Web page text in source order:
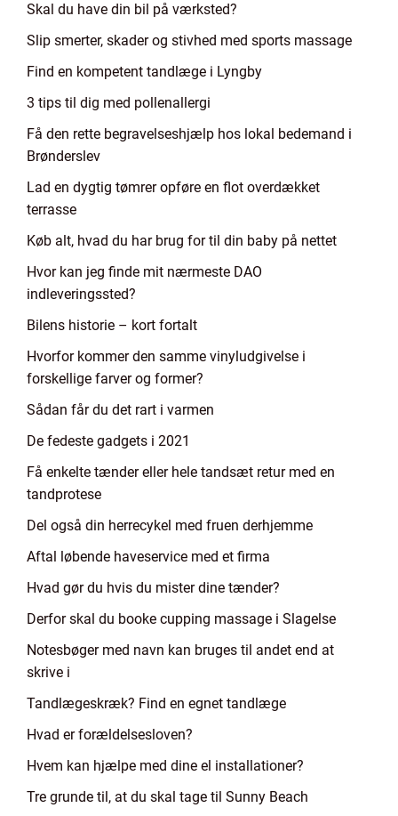
Skal du have din bil på værksted?
Slip smerter, skader og stivhed med sports massage
Find en kompetent tandlæge i Lyngby
3 tips til dig med pollenallergi
Få den rette begravelseshjælp hos lokal bedemand i
Brønderslev
Lad en dygtig tømrer opføre en flot overdækket
terrasse
Køb alt, hvad du har brug for til din baby på nettet
Hvor kan jeg finde mit nærmeste DAO
indleveringssted?
Bilens historie – kort fortalt
Hvorfor kommer den samme vinyludgivelse i
forskellige farver og former?
Sådan får du det rart i varmen
De fedeste gadgets i 2021
Få enkelte tænder eller hele tandsæt retur med en
tandprotese
Del også din herrecykel med fruen derhjemme
Aftal løbende haveservice med et firma
Hvad gør du hvis du mister dine tænder?
Derfor skal du booke cupping massage i Slagelse
Notesbøger med navn kan bruges til andet end at
skrive i
Tandlægeskræk? Find en egnet tandlæge
Hvad er forældelsesloven?
Hvem kan hjælpe med dine el installationer?
Tre grunde til, at du skal tage til Sunny Beach